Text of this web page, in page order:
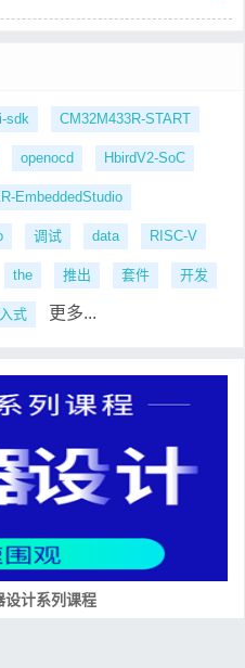
sdk CM32M433R-START
openocd HbirdV2-SoC
EmbeddedStudio
调试 data RISC-V
the 推出 套件 开发
式 更多...
设计系列课程